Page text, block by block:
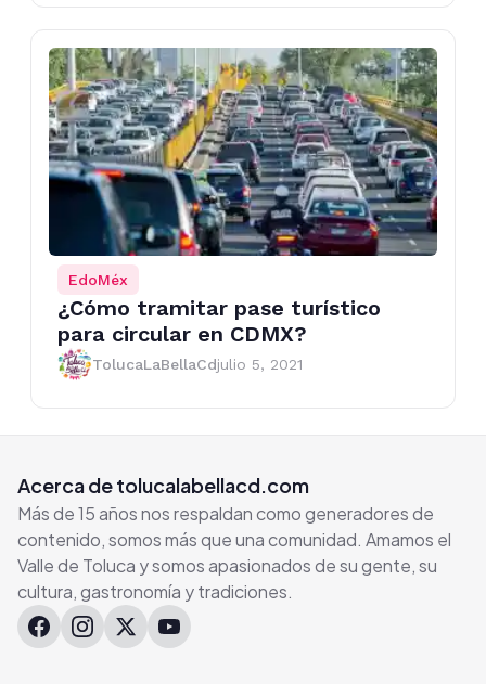
EdoMéx
¿Cómo tramitar pase turístico
para circular en CDMX?
TolucaLaBellaCdjulio 5, 2021
Acerca de tolucalabellacd.com
Más de 15 años nos respaldan como generadores de
contenido, somos más que una comunidad. Amamos el
Valle de Toluca y somos apasionados de su gente, su
cultura, gastronomía y tradiciones.